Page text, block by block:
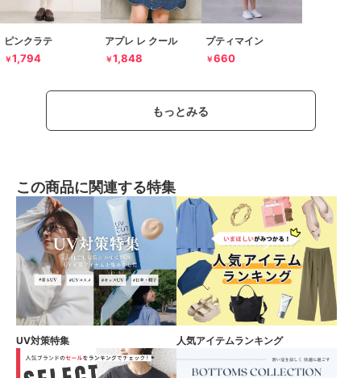
ピンクラテ
￥1,794
アプレ レ クール
￥1,848
プティマイン
￥660
もっとみる
この商品に関連する特集
UV対策特集 人気アイテムランキング